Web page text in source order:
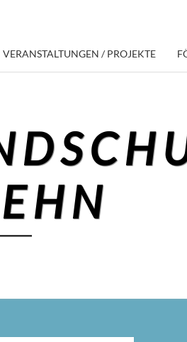
VERANSTALTUNGEN / PROJEKTE